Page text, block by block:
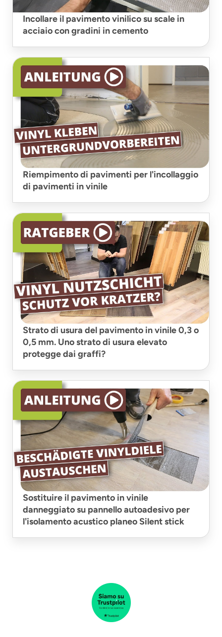
Incollare il pavimento vinilico su scale in
acciaio con gradini in cemento
Riempimento di pavimenti per l'incollaggio
di pavimenti in vinile
Strato di usura del pavimento in vinile 0,3 o
0,5 mm. Uno strato di usura elevato
protegge dai graffi?
Sostituire il pavimento in vinile
danneggiato su pannello autoadesivo per
l'isolamento acustico planeo Silent stick